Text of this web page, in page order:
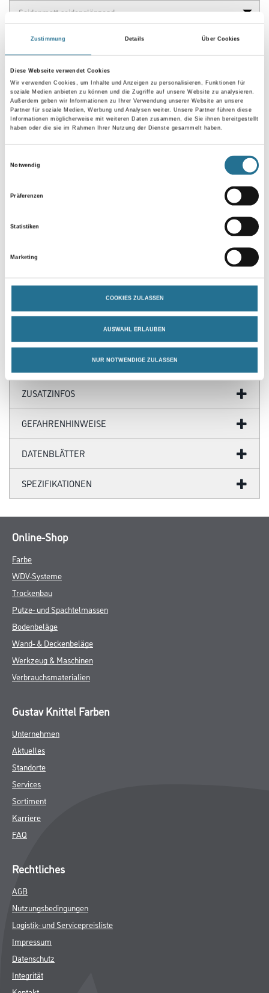
Zustimmung Details Über Cookies
Diese Webseite verwendet Cookies
Wir verwenden Cookies, um Inhalte und Anzeigen zu personalisieren, Funktionen für
soziale Medien anbieten zu können und die Zugriffe auf unsere Website zu analysieren.
Außerdem geben wir Informationen zu Ihrer Verwendung unserer Website an unsere
Partner für soziale Medien, Werbung und Analysen weiter. Unsere Partner führen diese
Informationen möglicherweise mit weiteren Daten zusammen, die Sie ihnen bereitgestellt
haben oder die sie im Rahmen Ihrer Nutzung der Dienste gesammelt haben.
Notwendig
Präferenzen
Statistiken
Marketing
COOKIES ZULASSEN
AUSWAHL ERLAUBEN
NUR NOTWENDIGE ZULASSEN
Gebinde
Umrechnungsfaktoren
Verarbeitungszeit
Trocknungszeit bei 60 μm TSD und Umgebungstemperatur + 20
- Staubtrocken: nach ca. 60 Minuten
- Durchgetrocknet: nach ca. 24 Stunden
ZUSATZINFOS
GEFAHRENHINWEISE
DATENBLÄTTER
SPEZIFIKATIONEN
Online-Shop
Farbe
WDV-Systeme
Trockenbau
Putze- und Spachtelmassen
Bodenbeläge
Wand- & Deckenbeläge
Werkzeug & Maschinen
Verbrauchsmaterialien
Gustav Knittel Farben
Unternehmen
Aktuelles
Standorte
Services
Sortiment
Karriere
FAQ
Rechtliches
AGB
Nutzungsbedingungen
Logistik- und Servicepreisliste
Impressum
Datenschutz
Integrität